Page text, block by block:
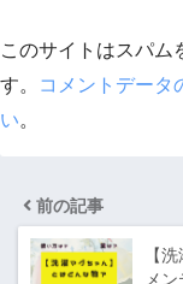
このサイトはスパム
す。
コメントデータ
い。
前の記事
【
メ